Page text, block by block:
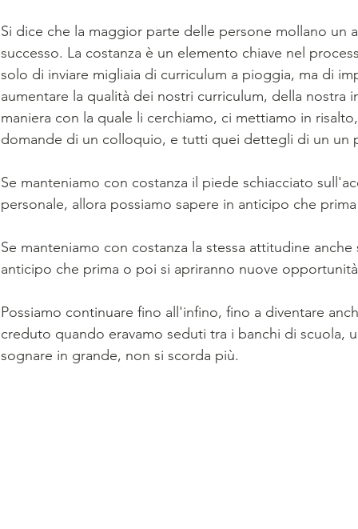
Si dice che la maggior parte delle persone mollano un
successo. La costanza è un elemento chiave nel
solo di inviare migliaia di curriculum a pioggia, ma di
aumentare la qualità dei nostri curriculum, della nostra
maniera con la quale li cerchiamo, ci mettiamo in
domande di un colloquio, e tutti quei dettegli di un un
Se manteniamo con costanza il piede schiacciato
personale, allora possiamo sapere in anticipo che
Se manteniamo con costanza la stessa attitudine
anticipo che prima o poi si apriranno nuove
Possiamo continuare fino all'infino, fino a diventare
creduto quando eravamo seduti tra i banchi di scuola,
sognare in grande, non si scorda più.